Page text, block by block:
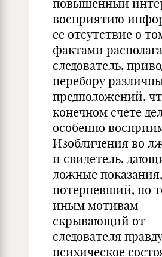
повышенный
восприятию
ее отсутствие о
фактами
следователь,
перебору
предположений,
конечном счете
особенно
Изобличения во
и свидетель,
ложные
потерпевший, по
иным мотивам
скрывающий от
следователя
психическое